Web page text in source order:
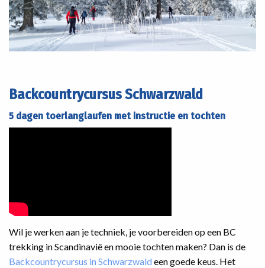
Backcountrycursus Schwarzwald
5 dagen toerlanglaufen met instructie en tochten
Wil je werken aan je techniek, je voorbereiden op een BC
trekking in Scandinavië en mooie tochten maken? Dan is de
Backcountrycursus in Schwarzwald een goede keus. Het